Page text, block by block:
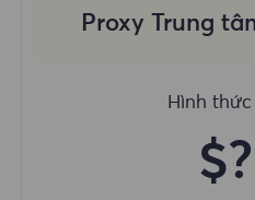
Proxy Trung
Hình
$?